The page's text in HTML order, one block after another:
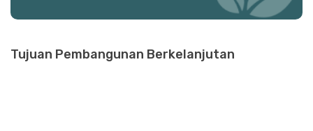
Tujuan Pembangunan Berkelanjutan